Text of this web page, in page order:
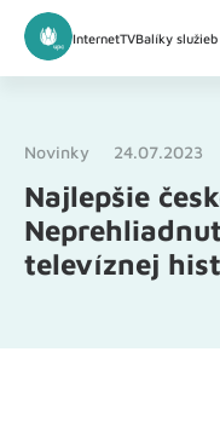
InternetTVBalíky služieb
Novinky 24.07.2023
Najlepšie
televíznej